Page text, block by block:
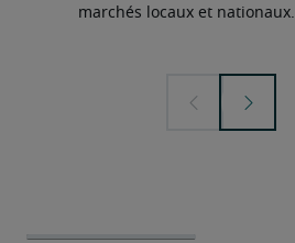
marchés locaux et nationaux.